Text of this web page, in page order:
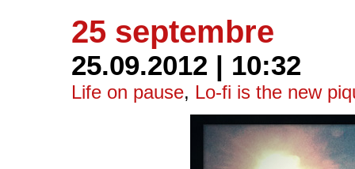
25 septembre
25.09.2012 | 10:32
Life on pause, Lo-fi is the new